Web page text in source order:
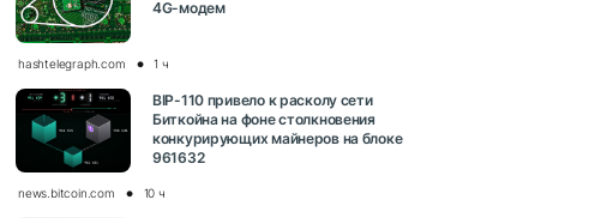
4G-модем
hashtelegraph.com 1 ч
BIP-110 привело к расколу сети
Биткойна на фоне столкновения
конкурирующих майнеров на блоке
961632
news.bitcoin.com 10 ч